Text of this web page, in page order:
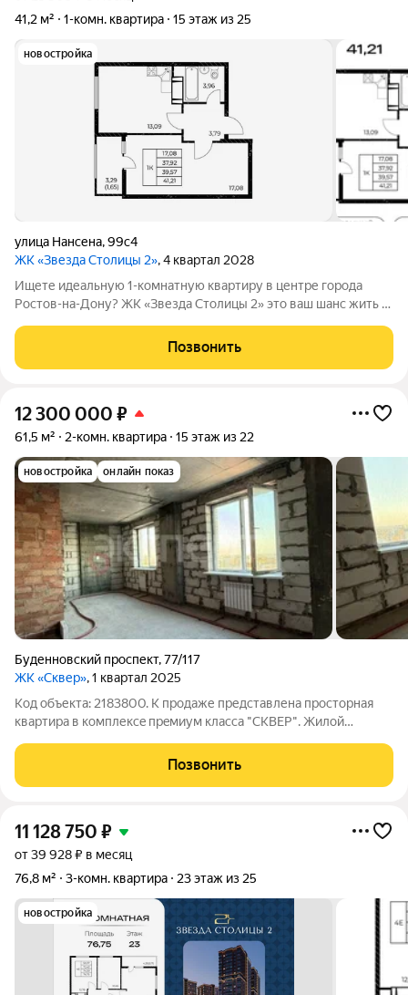
41,2 м²
1-комн. квартира 15 этаж из 25
новостройка
улица Нансена,99с4
ЖК «Звезда Столицы 2», 4 квартал 2028
Ищете идеальную 1-комнатную квартиру в центре города
Ростов-на-Дону? ЖК «Звезда Столицы 2» это ваш шанс жить в
развитой инфраструктурой. Специальные предложения:
Рассрочка 0% на 6 месяцев без
Позвонить
12 300 000 ₽
61,5 м² 2-комн. квартира 15 этаж из 22
новостройка онлайн показ
Буденновский проспект,77/117
ЖК «Сквер», 1 квартал 2025
Код объекта: 2183800. К продaже пpедcтaвленa простоpнaя
квapтиpа в комплекce прeмиум клаccа "СKBЕР". Жилoй
непocрeдcтвeннoй близoсти парки, рecтoраны, здaниe циpка,
тopговый центр, также
Позвонить
11 128 750 ₽
от 39 928 ₽ в месяц
76,8 м²
3-комн. квартира 23 этаж из 25
новостройка